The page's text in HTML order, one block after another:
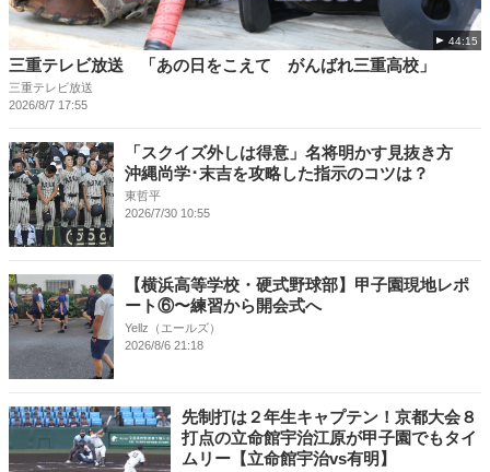
44:15
三重テレビ放送 「あの日をこえて がんばれ三重高校」
三重テレビ放送
2026/8/7 17:55
「スクイズ外しは得意」名将明かす見抜き方
沖縄尚学･末吉を攻略した指示のコツは？
東哲平
2026/7/30 10:55
【横浜高等学校・硬式野球部】甲子園現地レポ
ート⑥〜練習から開会式へ
Yellz（エールズ）
2026/8/6 21:18
先制打は２年生キャプテン！京都大会８
打点の立命館宇治江原が甲子園でもタイ
ムリー【立命館宇治vs有明】